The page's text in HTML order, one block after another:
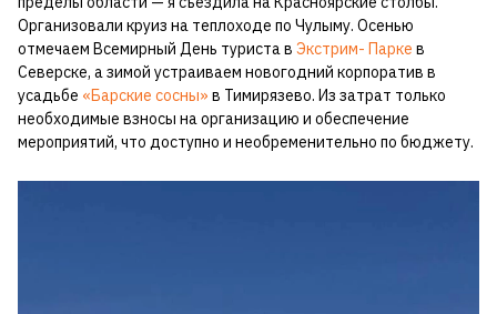
Организовали круиз на теплоходе по Чулыму. Осенью
отмечаем Всемирный День туриста в Экстрим- Парке в
Северске, а зимой устраиваем новогодний корпоратив в
усадьбе «Барские сосны» в Тимирязево. Из затрат только
необходимые взносы на организацию и обеспечение
мероприятий, что доступно и необременительно по бюджету.